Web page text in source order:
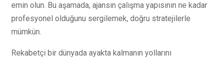
emin olun. Bu aşamada, ajansın çalışma yapısının ne kadar
profesyonel olduğunu sergilemek, doğru stratejilerle
mümkün.
Rekabetçi bir dünyada ayakta kalmanın yollarını